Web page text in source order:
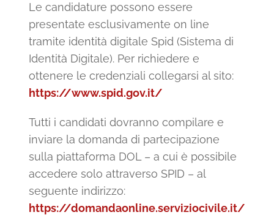
Le candidature possono essere
presentate esclusivamente on line
tramite identità digitale Spid (Sistema di
Identità Digitale). Per richiedere e
ottenere le credenziali collegarsi al sito:
https://www.spid.gov.it/
Tutti i candidati dovranno compilare e
inviare la domanda di partecipazione
sulla piattaforma DOL – a cui è possibile
accedere solo attraverso SPID – al
seguente indirizzo:
https://domandaonline.serviziocivile.it/